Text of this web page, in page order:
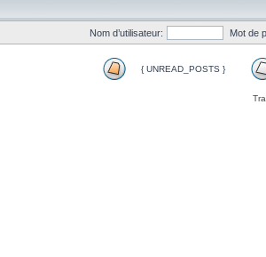
Nom d’utilisateur: Mot de
{ UNREAD_POSTS }